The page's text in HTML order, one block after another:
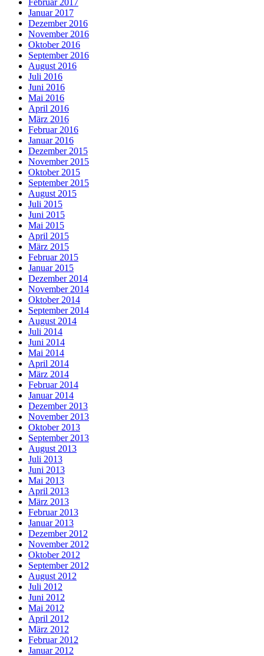
Januar 2017
Dezember 2016
November 2016
Oktober 2016
September 2016
August 2016
Juli 2016
Juni 2016
Mai 2016
April 2016
März 2016
Februar 2016
Januar 2016
Dezember 2015
November 2015
Oktober 2015
September 2015
August 2015
Juli 2015
Juni 2015
Mai 2015
April 2015
März 2015
Februar 2015
Januar 2015
Dezember 2014
November 2014
Oktober 2014
September 2014
August 2014
Juli 2014
Juni 2014
Mai 2014
April 2014
März 2014
Februar 2014
Januar 2014
Dezember 2013
November 2013
Oktober 2013
September 2013
August 2013
Juli 2013
Juni 2013
Mai 2013
April 2013
März 2013
Februar 2013
Januar 2013
Dezember 2012
November 2012
Oktober 2012
September 2012
August 2012
Juli 2012
Juni 2012
Mai 2012
April 2012
März 2012
Februar 2012
Januar 2012